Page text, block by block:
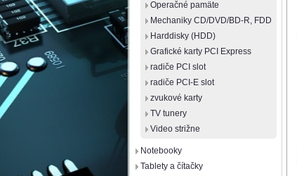
Operačné pamäte
Mechaniky CD/DVD/BD-R, FDD
Harddisky (HDD)
Grafické karty PCI Express
radiče PCI slot
radiče PCI-E slot
zvukové karty
TV tunery
Video strižne
Notebooky
Tablety a čítačky